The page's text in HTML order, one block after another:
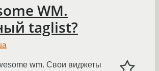
WM.
taglist?
wm. Свои виджеты